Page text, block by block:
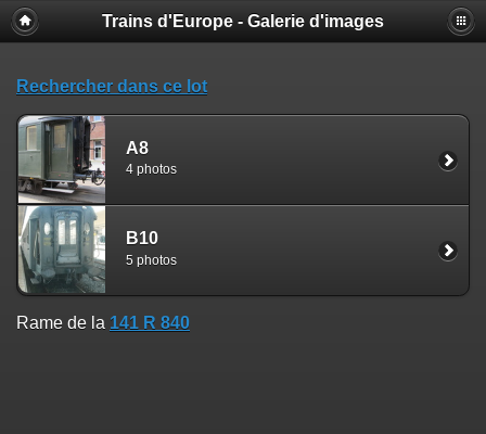
Trains d'Europe - Galerie d'images
Rechercher dans ce lot
A8
4 photos
B10
5 photos
Rame de la 141 R 840